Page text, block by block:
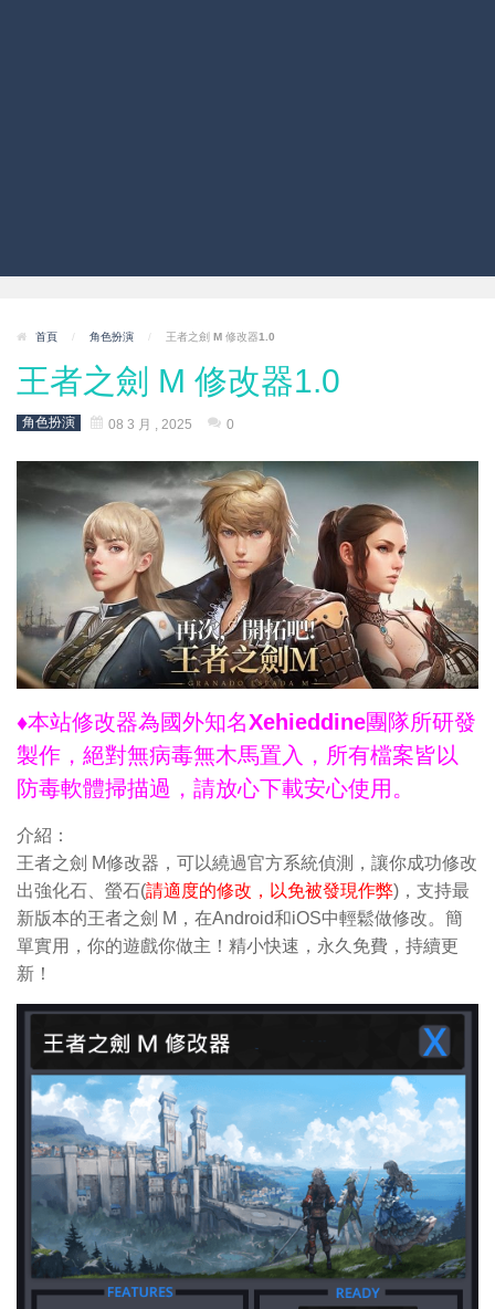
首頁 / 角色扮演 / 王者之劍 M 修改器1.0
王者之劍 M 修改器1.0
角色扮演 08 3 月 , 2025 0
♦本站修改器為國外知名Xehieddine團隊所研發
製作，絕對無病毒無木馬置入，所有檔案皆以
防毒軟體掃描過，請放心下載安心使用。
介紹：
王者之劍 M修改器，可以繞過官方系統偵測，讓你成功修改
出強化石、螢石(請適度的修改，以免被發現作弊)，支持最
新版本的王者之劍 M，在Android和iOS中輕鬆做修改。簡
單實用，你的遊戲你做主！精小快速，永久免費，持續更
新！